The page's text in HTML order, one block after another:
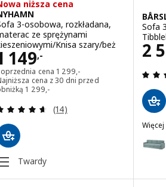
niższa cena
3-osobowa, rozkładana,
ze sprężynami
Knisa szary/beż
149,-
1149,-
cena 1 299,-
Poprzednia cena 1299,-
cena z 30 dni przed
1 299,-
Najniższa cena z 30 dni przed obniżką
Recenzja: 4.6 z 5
(14)
Twardy
Sofa
2